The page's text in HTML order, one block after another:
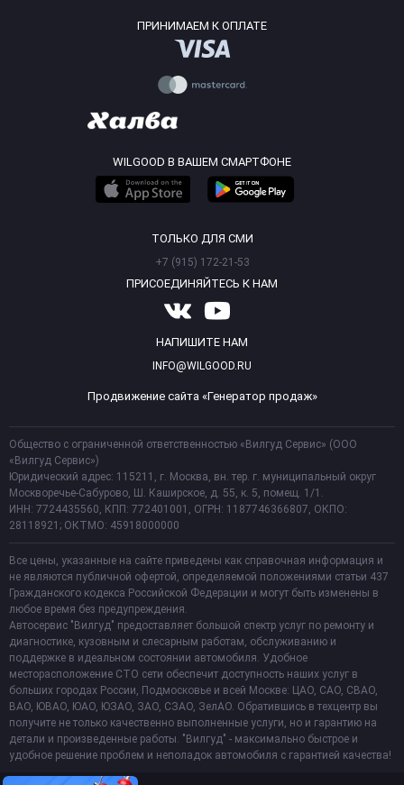
ПРИНИМАЕМ К ОПЛАТЕ
WILGOOD В ВАШЕМ СМАРТФОНЕ
ТОЛЬКО ДЛЯ СМИ
+7 (915) 172-21-53
ПРИСОЕДИНЯЙТЕСЬ К НАМ
НАПИШИТЕ НАМ
INFO@WILGOOD.RU
Продвижение сайта «Генератор продаж»
Общество с ограниченной ответственностью «Вилгуд Сервис» (ООО
«Вилгуд Сервис»)
Юридический адрес: 115211, г. Москва, вн. тер. г. муниципальный округ
Москворечье-Сабурово, Ш. Каширское, д. 55, к. 5, помещ. 1/1.
ИНН: 7724435560, КПП: 772401001, ОГРН: 1187746366807, ОКПО:
28118921; ОКТМО: 45918000000
Все цены, указанные на сайте приведены как справочная информация и
не являются публичной офертой, определяемой положениями статьи 437
Гражданского кодекса Российской Федерации и могут быть изменены в
любое время без предупреждения.
Автосервис "Вилгуд" предоставляет большой спектр услуг по ремонту и
диагностике, кузовным и слесарным работам, обслуживанию и
поддержке в идеальном состоянии автомобиля. Удобное
месторасположение СТО сети обеспечит доступность наших услуг в
больших городах России, Подмосковье и всей Москве: ЦАО, САО, СВАО,
ВАО, ЮВАО, ЮАО, ЮЗАО, ЗАО, СЗАО, ЗелАО. Обратившись в техцентр вы
получите не только качественно выполненные услуги, но и гарантию на
детали и произведенные работы. "Вилгуд" - максимально быстрое и
удобное решение проблем и неполадок автомобиля с гарантией качества!